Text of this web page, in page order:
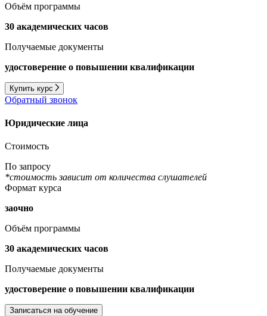
Объём программы
30 академических часов
Получаемые документы
удостоверение о повышении квалификации
Купить курс
Обратный звонок
Юридические лица
Стоимость
По запросу
*стоимость зависит от количества слушателей
Формат курса
заочно
Объём программы
30 академических часов
Получаемые документы
удостоверение о повышении квалификации
Записаться на обучение